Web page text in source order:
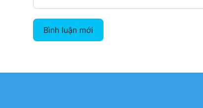
Bình luận mới